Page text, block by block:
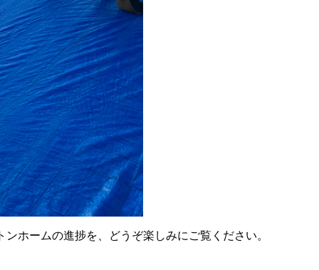
ホームの進捗を、どうぞ楽しみにご覧ください。